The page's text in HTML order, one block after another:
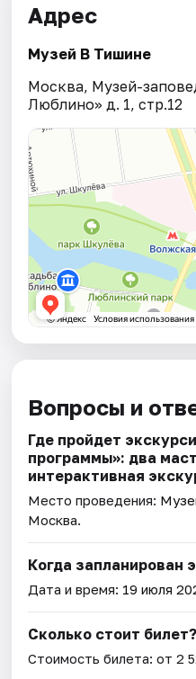
Адрес
Музей В Тишине
Москва, Музей-
Люблино» д. 1, стр.12
Вопросы и
Где пройдет
программы»: два
интерактивная
Место проведения:
Москва.
Когда запланирован
Дата и время: 19 июля
Сколько стоит билет?
Стоимость билета: от 2